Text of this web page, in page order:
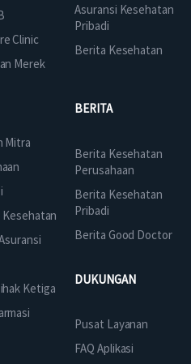
Clinic
Merek
Asuransi Kesehatan
Pribadi
Berita Kesehatan
Mitra
Kesehatan
Ketiga
BERITA
Berita Kesehatan
Perusahaan
Berita Kesehatan
Pribadi
Berita Good Doctor
DUKUNGAN
Pusat Layanan
FAQ Aplikasi